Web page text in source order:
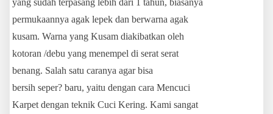
yang sudah terpasang lebih dari 1 tahun, biasanya
permukaannya agak lepek dan berwarna agak
kusam. Warna yang Kusam diakibatkan oleh
kotoran /debu yang menempel di serat serat
benang. Salah satu caranya agar bisa
bersih seper? baru, yaitu dengan cara Mencuci
Karpet dengan teknik Cuci Kering. Kami sangat